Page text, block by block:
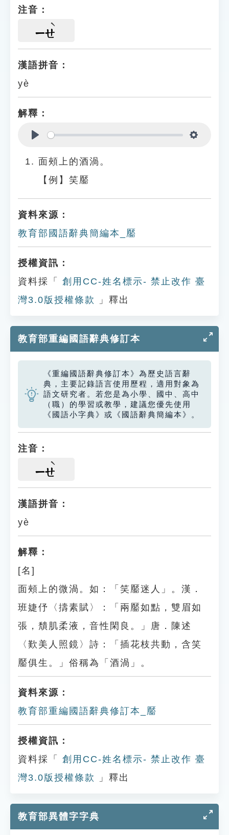
注音：
ㄧㄝ
漢語拼音：
yè
解釋：
面頰上的酒渦。
【例】笑靨
資料來源：
教育部國語辭典簡編本_靨
授權資訊：
資料採「
創用CC-姓名標示- 禁止改作 臺
灣3.0版授權條款
」釋出
教育部重編國語辭典修訂本
《重編國語辭典修訂本》為歷史語言辭
典，主要記錄語言使用歷程，適用對象為
語文研究者。若您是為小學、國中、高中
（職）的學習或教學，建議您優先使用
《國語小字典》或《國語辭典簡編本》。
注音：
ㄧㄝ
漢語拼音：
yè
解釋：
[名]
面頰上的微渦。如：「笑靨迷人」。漢．
班婕伃〈擣素賦〉：「兩靨如點，雙眉如
張，穨肌柔液，音性閑良。」唐．陳述
〈歎美人照鏡〉詩：「插花枝共動，含笑
靨俱生。」俗稱為「酒渦」。
資料來源：
教育部重編國語辭典修訂本_靨
授權資訊：
資料採「
創用CC-姓名標示- 禁止改作 臺
灣3.0版授權條款
」釋出
教育部異體字字典